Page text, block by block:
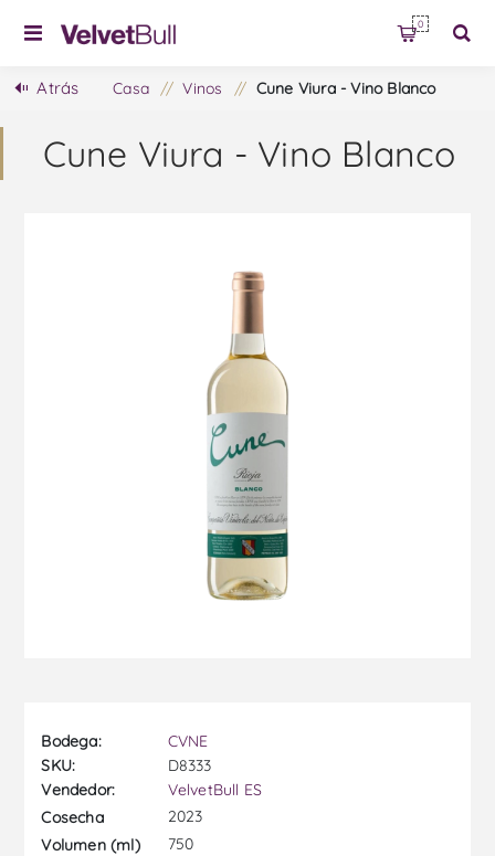
0
Atrás Casa / Vinos / Cune Viura - Vino Blanco
Cune Viura - Vino Blanco
Bodega:
CVNE
SKU:
D8333
Vendedor:
VelvetBull ES
Cosecha
2023
Volumen (ml)
750